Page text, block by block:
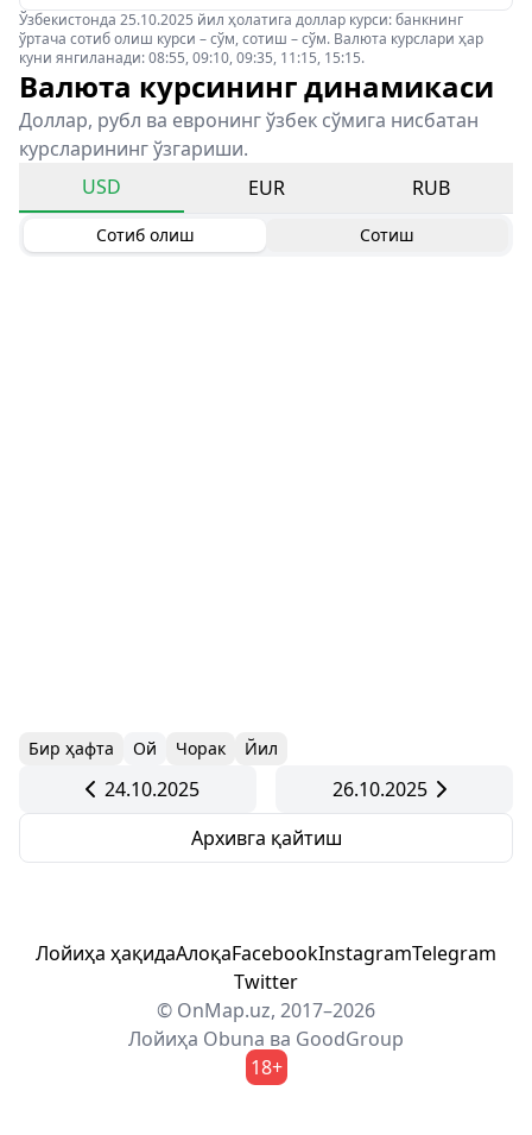
Ўзбекистонда 25.10.2025 йил ҳолатига доллар курси: банкнинг
ўртача сотиб олиш курси – сўм, сотиш – сўм. Валюта курслари ҳар
куни янгиланади: 08:55, 09:10, 09:35, 11:15, 15:15.
Валюта курсининг динамикаси
Доллар, рубл ва евронинг ўзбек сўмига нисбатан
курсларининг ўзгариши.
USD
EUR RUB
Сотиб олиш Сотиш
Бир ҳафта Ой Чорак Йил
24.10.2025
26.10.2025
Архивга қайтиш
Лойиҳа ҳақидаАлоқаFacebookInstagramTelegram
Twitter
© OnMap.uz, 2017–2026
Лойиҳа Obuna ва GoodGroup
18+